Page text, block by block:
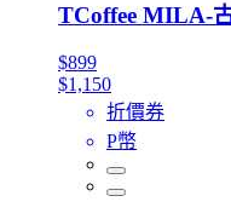
TCoffee MILA-
$899
$1,150
折價券
P幣